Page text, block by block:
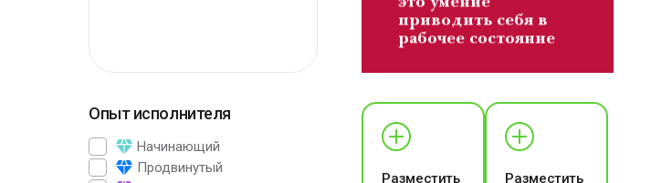
Опыт исполнителя
Начинающий
Продвинутый
Александр Сергеевич
Пушкин
ГЕНИИ, ИЗМЕНИВШИЕ МИР
Разместить
Разместить